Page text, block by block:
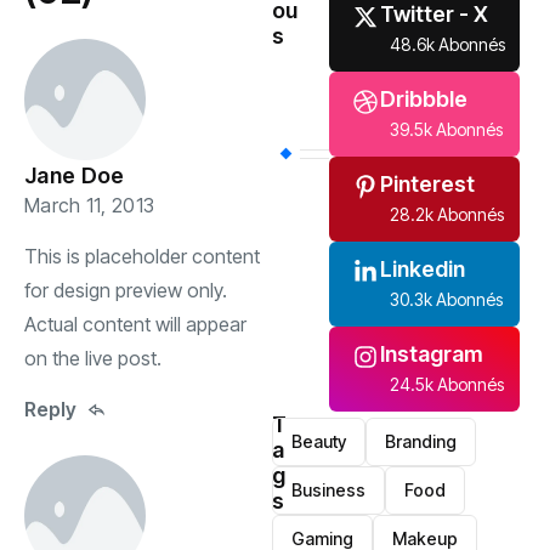
Jane Doe
March 11, 2013
This is placeholder content
for design preview only.
Actual content will appear
on the live post.
Reply
ou
s
Twitter - X
48.6k Abonnés
Dribbble
39.5k Abonnés
Pinterest
28.2k Abonnés
Linkedin
30.3k Abonnés
Instagram
24.5k Abonnés
T
a
g
s
Beauty Branding
Business Food
Gaming Makeup